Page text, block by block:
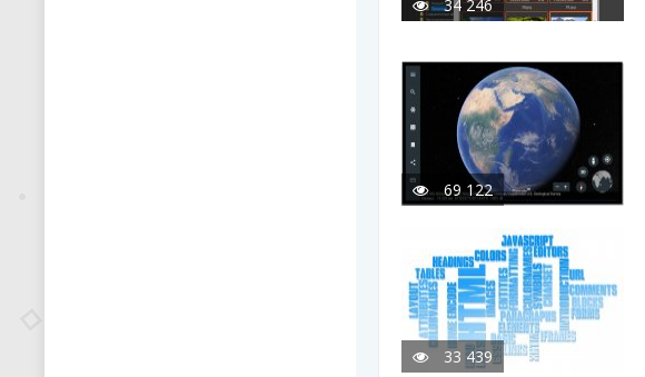
34 246
69 122
33 439